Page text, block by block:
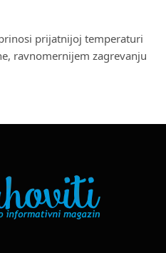
prijatnijoj temperaturi
ravnomernijem zagrevanju